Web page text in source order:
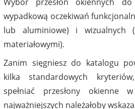
Zanim sięgniesz do katalogu
kilka standardowych
spełniać przesłony okienne
najważniejszych należałoby
wypadkową oczekiwań
lub aluminiowe) i wizualnych
materiałowymi).